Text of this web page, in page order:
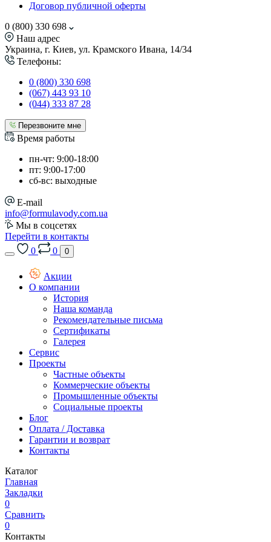
Договор публичной оферты
0 (800) 330 698
Наш адрес
Украина, г. Киев, ул. Крамского Ивана, 14/34
Телефоны:
0 (800) 330 698
(067) 443 93 10
(044) 333 87 28
Перезвоните мне
Время работы
пн-чт: 9:00-18:00
пт: 9:00-17:00
сб-вс: выходные
E-mail
info@formulavody.com.ua
Мы в соцсетях
Перейти в контакты
0
0 0
Акции
О компании
История
Наша команда
Рекомендательные письма
Сертификаты
Галерея
Сервис
Проекты
Частные объекты
Коммерческие объекты
Промышленные объекты
Социальные проекты
Блог
Оплата / Доставка
Гарантии и возврат
Контакты
Каталог
Главная
Закладки
0
Сравнить
0
Контакты